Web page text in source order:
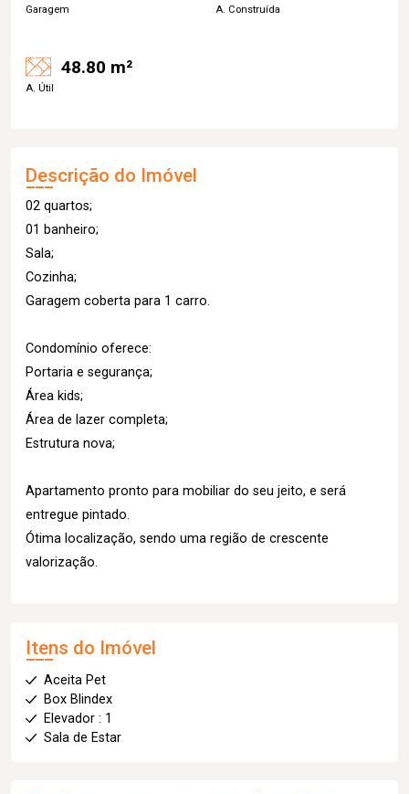
Garagem A. Construída
48.80 m²
A. Útil
Descrição do Imóvel
02 quartos;
01 banheiro;
Sala;
Cozinha;
Garagem coberta para 1 carro.
Condomínio oferece:
Portaria e segurança;
Área kids;
Área de lazer completa;
Estrutura nova;
Apartamento pronto para mobiliar do seu jeito, e será
entregue pintado.
Ótima localização, sendo uma região de crescente
valorização.
Itens do Imóvel
Aceita Pet
Box Blindex
Elevador : 1
Sala de Estar